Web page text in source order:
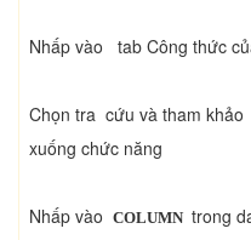
Nhấp vào tab Công thức
Chọn tra cứu và tham
xuống chức năng
Nhấp vào COLUMN trong